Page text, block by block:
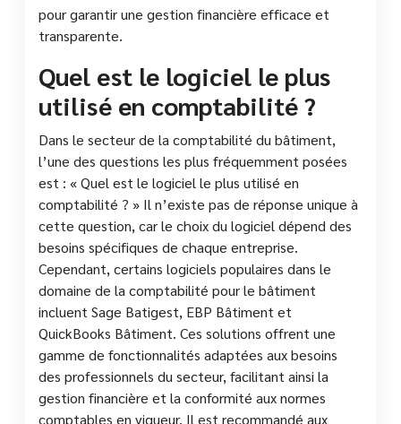
pour garantir une gestion financière efficace et
transparente.
Quel est le logiciel le plus
utilisé en comptabilité ?
Dans le secteur de la comptabilité du bâtiment,
l’une des questions les plus fréquemment posées
est : « Quel est le logiciel le plus utilisé en
comptabilité ? » Il n’existe pas de réponse unique à
cette question, car le choix du logiciel dépend des
besoins spécifiques de chaque entreprise.
Cependant, certains logiciels populaires dans le
domaine de la comptabilité pour le bâtiment
incluent Sage Batigest, EBP Bâtiment et
QuickBooks Bâtiment. Ces solutions offrent une
gamme de fonctionnalités adaptées aux besoins
des professionnels du secteur, facilitant ainsi la
gestion financière et la conformité aux normes
comptables en vigueur. Il est recommandé aux